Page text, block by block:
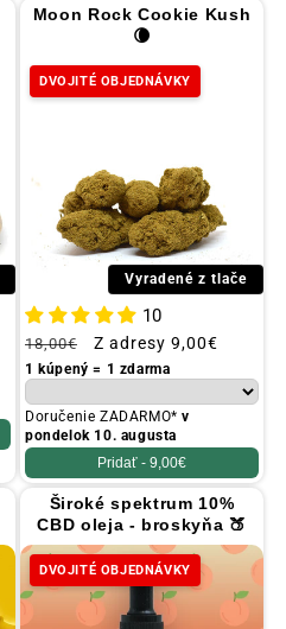
Moon Rock Cookie Kush
🌘
DVOJITÉ OBJEDNÁVKY
Vyradené z tlače
10
Obvyklá
cena
18,00€
Propagačná
cena
Z adresy 9,00€
1 kúpený = 1 zdarma
Doručenie ZADARMO*v
pondelok 10. augusta
Pridať - 9,00€
Široké spektrum 10%
CBD oleja - broskyňa 🍑
DVOJITÉ OBJEDNÁVKY